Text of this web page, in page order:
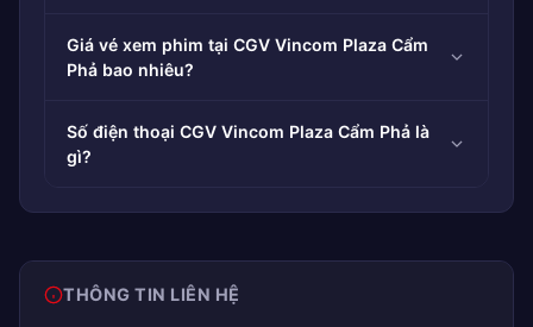
Giá vé xem phim tại CGV Vincom Plaza Cẩm
Phả bao nhiêu?
Số điện thoại CGV Vincom Plaza Cẩm Phả là
gì?
THÔNG TIN LIÊN HỆ